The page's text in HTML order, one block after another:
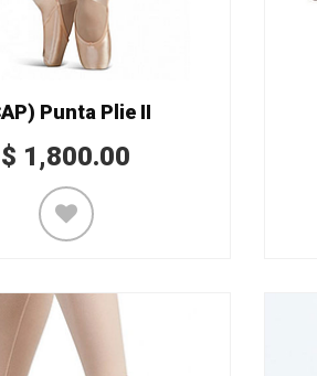
Punta Plie II
$ 1,800.00